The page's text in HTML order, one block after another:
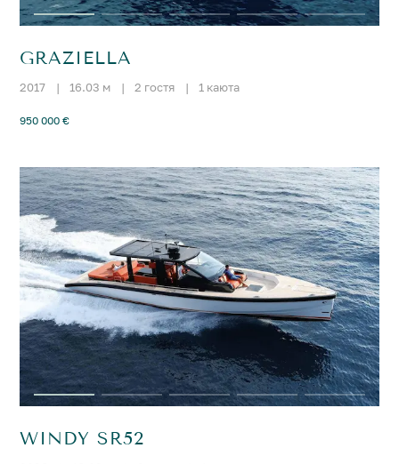
GRAZIELLA
2017 | 16.03 м | 2 гостя | 1 каюта
950 000 €
WINDY SR52